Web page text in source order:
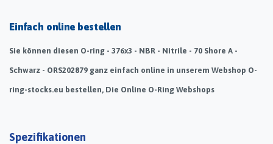
Einfach online bestellen
Sie können diesen O-ring - 376x3 - NBR - Nitrile - 70 Shore A -
Schwarz - ORS202879 ganz einfach online in unserem Webshop O-
ring-stocks.eu bestellen, Die Online O-Ring Webshops
Spezifikationen